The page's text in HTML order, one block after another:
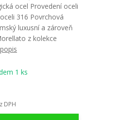
ocel Provedení oceli
316 Povrchová
luxusní a zároveň
z kolekce
1 ks
DPH